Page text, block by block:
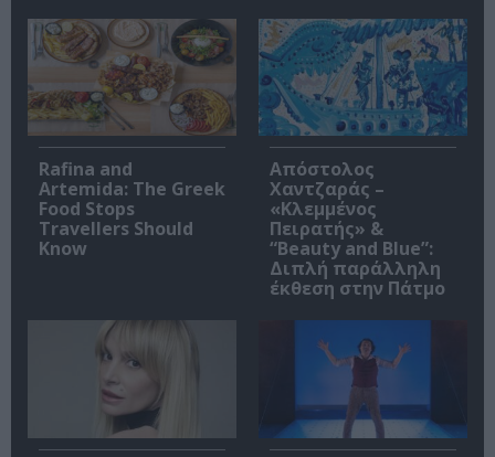
Rafina and
Artemida: The Greek
Food Stops
Travellers Should
Know
Απόστολος
Χαντζαράς –
«Κλεμμένος
Πειρατής» &
“Beauty and Blue”:
Διπλή παράλληλη
έκθεση στην Πάτμο